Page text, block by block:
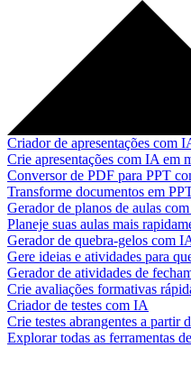
Criador de apresentações com
Crie apresentações com IA em
Conversor de PDF para PPT
Transforme documentos em
Gerador de planos de aulas
Planeje suas aulas mais
Gerador de quebra-gelos com
Gere ideias e atividades para
Gerador de atividades de
Crie avaliações formativas
Criador de testes com IA
Crie testes abrangentes a partir
Explorar todas as ferramentas